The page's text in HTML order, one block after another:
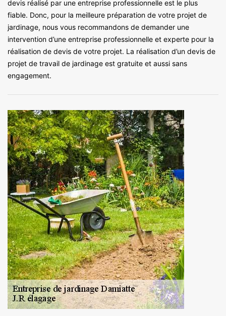
devis réalisé par une entreprise professionnelle est le plus
fiable. Donc, pour la meilleure préparation de votre projet de
jardinage, nous vous recommandons de demander une
intervention d’une entreprise professionnelle et experte pour la
réalisation de devis de votre projet. La réalisation d’un devis de
projet de travail de jardinage est gratuite et aussi sans
engagement.